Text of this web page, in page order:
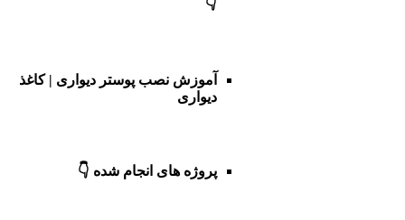
آموزش نصب پوستر دیواری | کاغذ
دیواری
پروژه های انجام شده 👇